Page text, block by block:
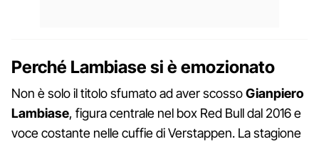
Perché Lambiase si è emozionato
Non è solo il titolo sfumato ad aver scossoGianpiero
Lambiase, figura centrale nel box Red Bull dal 2016 e
voce costante nelle cuffie di Verstappen. La stagione